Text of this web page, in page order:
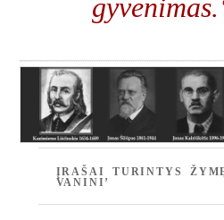
ĮRAŠAI TURINTYS
VANINI’